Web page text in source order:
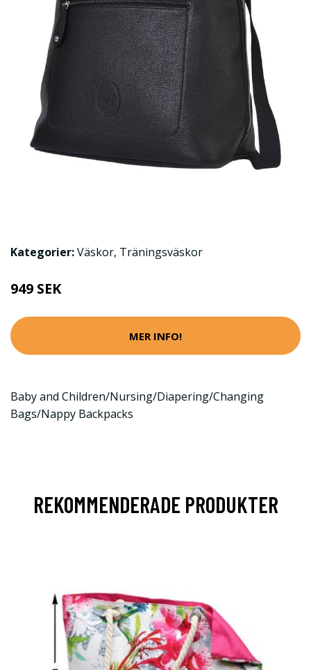
Kategorier:Väskor, Träningsväskor
949 SEK
MER INFO!
Baby and Children/Nursing/Diapering/Changing
Bags/Nappy Backpacks
REKOMMENDERADE PRODUKTER